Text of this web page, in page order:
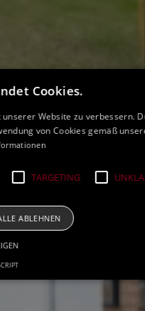
Cookies.
Website zu verbessern.
von Cookies gemäß
TARGETING
ABLEHNEN